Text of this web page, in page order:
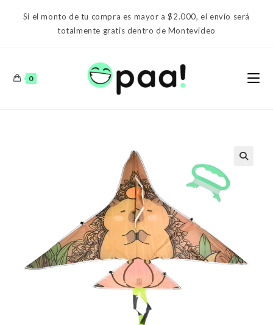
Si el monto de tu compra es mayor a $2.000, el envío será
totalmente gratis dentro de Montevideo
0